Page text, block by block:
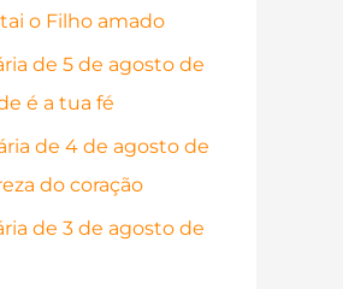
o Filho amado
de 5 de agosto de
é a tua fé
de 4 de agosto de
do coração
de 3 de agosto de